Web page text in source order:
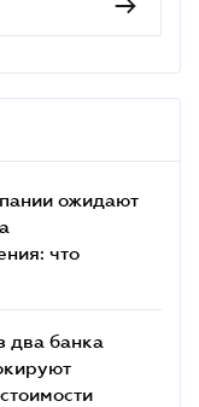
ожидают
что
два банка